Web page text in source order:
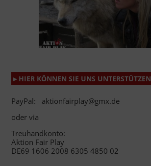
▸ HIER KÖNNEN SIE UNS UNTERSTÜTZEN
PayPal: aktionfairplay@gmx.de
oder via
Treuhandkonto:
Aktion Fair Play
DE69 1606 2008 6305 4850 02